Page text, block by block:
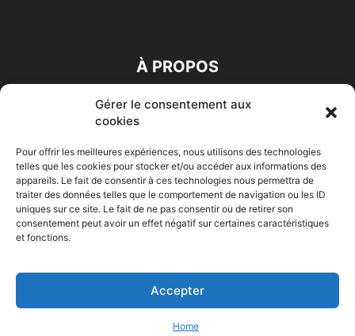
Gérer le consentement aux
cookies
Pour offrir les meilleures expériences, nous utilisons des technologies
telles que les cookies pour stocker et/ou accéder aux informations des
appareils. Le fait de consentir à ces technologies nous permettra de
traiter des données telles que le comportement de navigation ou les ID
uniques sur ce site. Le fait de ne pas consentir ou de retirer son
consentement peut avoir un effet négatif sur certaines caractéristiques
et fonctions.
Accepter
Home
À PROPOS
SUIVEZ NOUS
Accueil Economie Entreprises Entrepreneur Afrique
HIGH-TECH Auto-Moto
© Challenges.tn By AAKOM.DIGITAL